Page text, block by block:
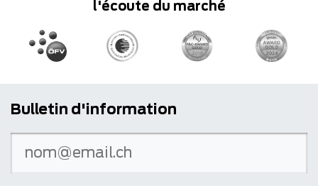
l'écoute du marché
Bulletin d'information